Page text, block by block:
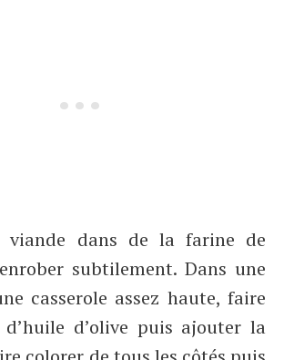
viande dans de la farine de
subtilement. Dans une
casserole assez haute, faire
d’olive puis ajouter la